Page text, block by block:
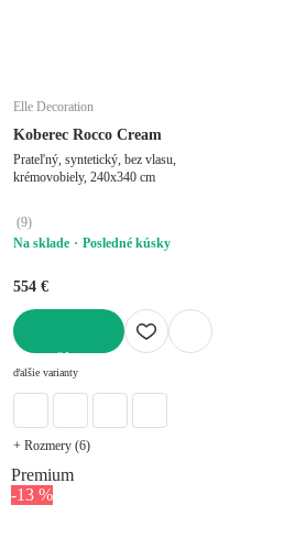
Elle Decoration
Koberec Rocco Cream
Prateľný, syntetický, bez vlasu,
krémovobiely, 240x340 cm
(9)
Na sklade
Posledné kúsky
554 €
ďalšie varianty
+ Rozmery (6)
Premium
-13 %